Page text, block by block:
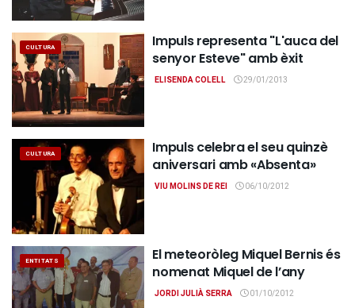
CULTURA
Impuls representa "L'auca del
senyor Esteve" amb èxit
ELISENDA COLELL 29/01/2013
CULTURA
Impuls celebra el seu quinzè
aniversari amb «Absenta»
VIU MOLINS DE REI 06/10/2012
ENTITATS
El meteoròleg Miquel Bernis és
nomenat Miquel de l’any
JORDI JULIÀ SERRA 01/10/2012